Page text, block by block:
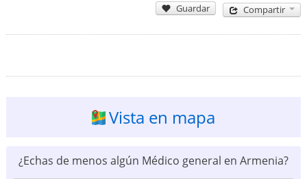
Guardar Compartir
Vista en mapa
¿Echas de menos algún Médico general en Armenia?